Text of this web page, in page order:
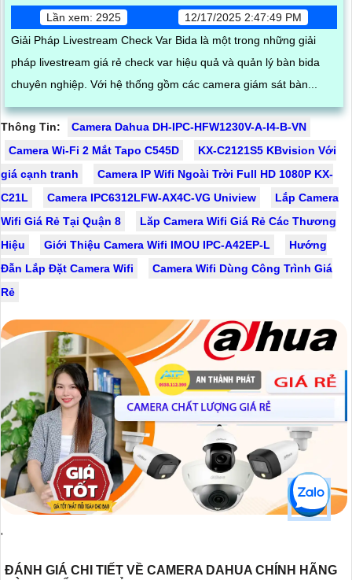
Lần xem: 2925
12/17/2025 2:47:49 PM
Giải Pháp Livestream Check Var Bida là một trong những giải
pháp livestream giá rẻ check var hiệu quả và quản lý bàn bida
chuyên nghiệp. Với hệ thống gồm các camera giám sát bàn...
Thông Tin:
Camera Dahua DH-IPC-HFW1230V-A-I4-B-VN
Camera Wi-Fi 2 Mắt Tapo C545D
KX-C2121S5 KBvision Với
giá cạnh tranh
Camera IP Wifi Ngoài Trời Full HD 1080P KX-
C21L
Camera IPC6312LFW-AX4C-VG Uniview
Lắp Camera
Wifi Giá Rẻ Tại Quận 8
Lăp Camera Wifi Giá Rẻ Các Thương
Hiệu
Giới Thiệu Camera Wifi IMOU IPC-A42EP-L
Hướng
Đẫn Lắp Đặt Camera Wifi
Camera Wifi Dùng Công Trình Giá
Rẻ
'
ĐÁNH GIÁ CHI TIẾT VỀ CAMERA DAHUA CHÍNH HÃNG